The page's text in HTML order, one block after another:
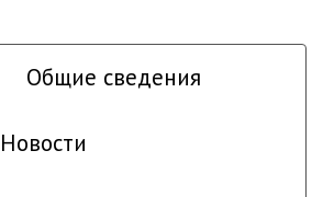
Общие сведения
Новости